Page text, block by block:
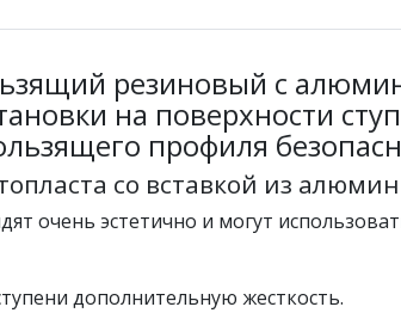
резиновый с
на поверхности
профиля
со вставкой из
очень эстетично и могут
дополнительную жесткость.